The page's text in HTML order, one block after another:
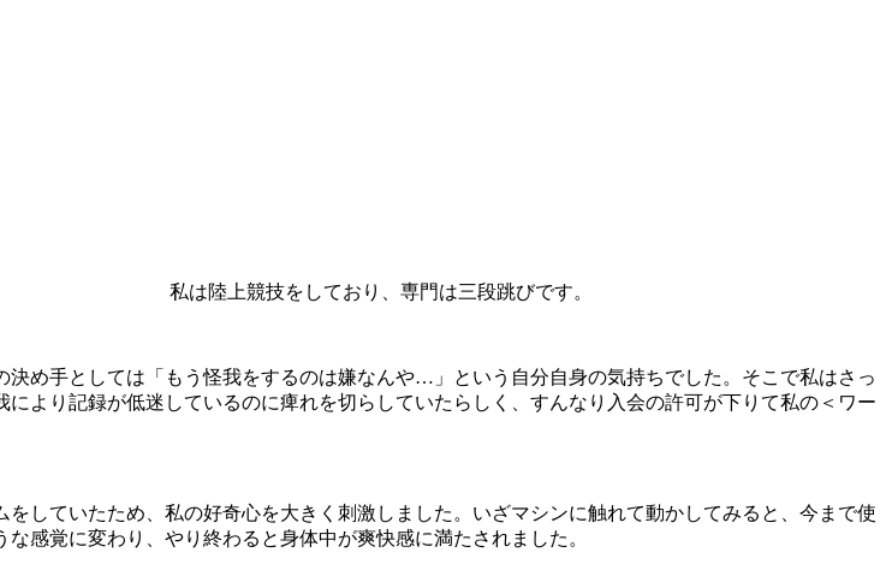
私は陸上競技をしており、専門は三段跳びです。
め手としては「もう怪我をするのは嫌なんや… 」という自分自身の気持ちでした。そこで私はさっ
より記録が低迷しているのに痺れを切らしていたらしく、すんなり入会の許可が下りて私の＜ワー
していたため、私の好奇心を大きく刺激しました。いざマシンに触れて動かしてみると、今まで使
感覚に変わり、やり終わると身体中が爽快感に満たされました。